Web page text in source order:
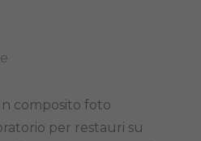
composito foto
per restauri su